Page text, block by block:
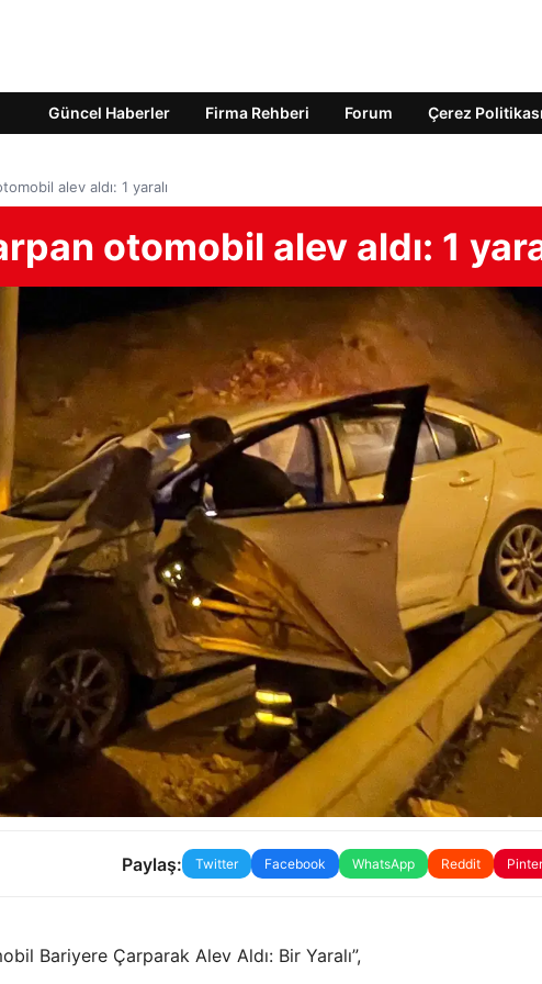
Güncel Haberler Firma Rehberi Forum Çerez Politikası
alev aldı: 1 yaralı
otomobil alev aldı: 1
Paylaş: Twitter Facebook WhatsApp Reddit
Bariyere Çarparak Alev Aldı: Bir Yaralı”,